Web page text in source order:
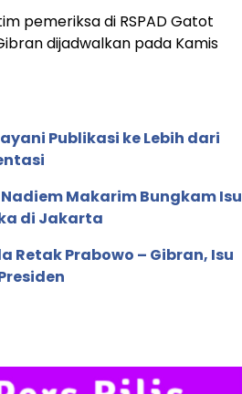
pemeriksa di RSPAD Gatot
dijadwalkan pada Kamis
Publikasi ke Lebih dari
Makarim Bungkam Isu
di Jakarta
Retak Prabowo – Gibran, Isu